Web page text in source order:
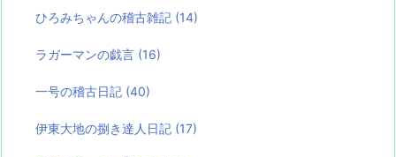
ひろみちゃんの稽古雑記 (14)
ラガーマンの戯言 (16)
一号の稽古日記 (40)
伊東大地の捌き達人日記 (17)